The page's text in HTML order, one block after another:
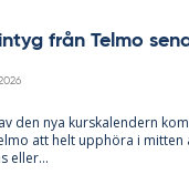
från Tel­mo
den nya kurska­len­dern
att helt upp­hö­ra i mit­ten
el­ler...